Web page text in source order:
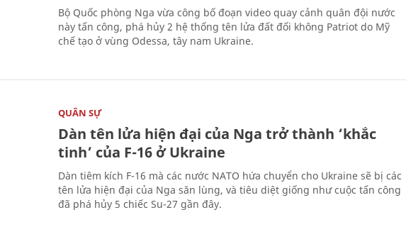
Bộ Quốc phòng Nga vừa công bố đoạn video quay cảnh quân đội nước
này tấn công, phá hủy 2 hệ thống tên lửa đất đối không Patriot do Mỹ
chế tạo ở vùng Odessa, tây nam Ukraine.
QUÂN SỰ
Dàn tên lửa hiện đại của Nga trở thành ‘khắc
tinh’ của F-16 ở Ukraine
Dàn tiêm kích F-16 mà các nước NATO hứa chuyển cho Ukraine sẽ bị các
tên lửa hiện đại của Nga săn lùng, và tiêu diệt giống như cuộc tấn công
đã phá hủy 5 chiếc Su-27 gần đây.